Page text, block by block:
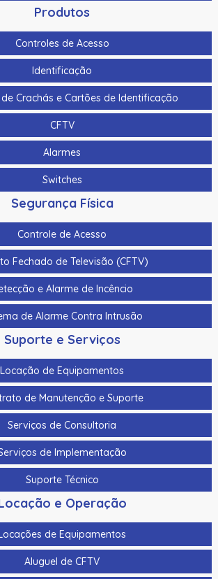
Produtos
Controles de Acesso
Identificação
Crachás e Cartões de Identificação
CFTV
Alarmes
Switches
Segurança Física
Controle de Acesso
Fechado de Televisão (CFTV)
e Alarme de Incêncio
de Alarme Contra Intrusão
Suporte e Serviços
Locação de Equipamentos
de Manutenção e Suporte
Serviços de Consultoria
de Implementação
Suporte Técnico
e Operação
de Equipamentos
Aluguel de CFTV